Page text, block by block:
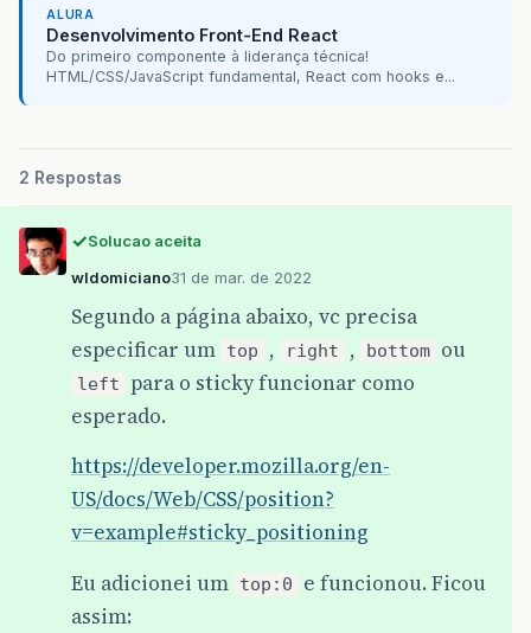
ALURA
Desenvolvimento Front-End React
Do primeiro componente à liderança técnica!
HTML/CSS/JavaScript fundamental, React com hooks e...
2 Respostas
Solucao aceita
wldomiciano31 de mar. de 2022
Segundo a página abaixo, vc precisa
especificar um top , right , bottom ou
left
para o sticky funcionar como
esperado.
https://developer.mozilla.org/en-
US/docs/Web/CSS/position?
v=example#sticky_positioning
Eu adicionei um top:0
e funcionou. Ficou
assim: